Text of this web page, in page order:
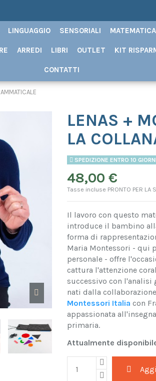
LINGUAGGIO SENSORIALI MATEMATICA
ARREDI LIBRI OUTLET KIT
CONTATTI
LENAS +
LA
SPEDIZIONE ENTRO 10 GIORNI
48,00 €
Tasse incluse PRONTO PER LA
Il lavoro con questo
introduce il bambino
forma di
Maria Montessori - qui
personale - offre
cattura l'attenzione
successivo con l'analisi
nati dalla
Montessori Italia con
appassionata
primaria.
Attualmente